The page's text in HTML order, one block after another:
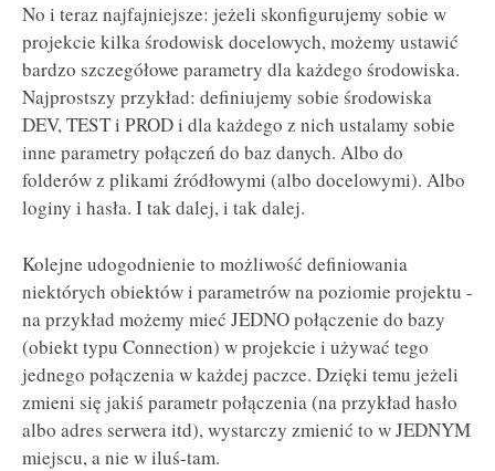
No i teraz najfajniejsze: jeżeli skonfigurujemy sobie w
projekcie kilka środowisk docelowych, możemy ustawić
bardzo szczegółowe parametry dla każdego środowiska.
Najprostszy przykład: definiujemy sobie środowiska
DEV, TEST i PROD i dla każdego z nich ustalamy sobie
inne parametry połączeń do baz danych. Albo do
folderów z plikami źródłowymi (albo docelowymi). Albo
loginy i hasła. I tak dalej, i tak dalej.
Kolejne udogodnienie to możliwość definiowania
niektórych obiektów i parametrów na poziomie projektu -
na przykład możemy mieć JEDNO połączenie do bazy
(obiekt typu Connection) w projekcie i używać tego
jednego połączenia w każdej paczce. Dzięki temu jeżeli
zmieni się jakiś parametr połączenia (na przykład hasło
albo adres serwera itd), wystarczy zmienić to w JEDNYM
miejscu, a nie w iluś-tam.